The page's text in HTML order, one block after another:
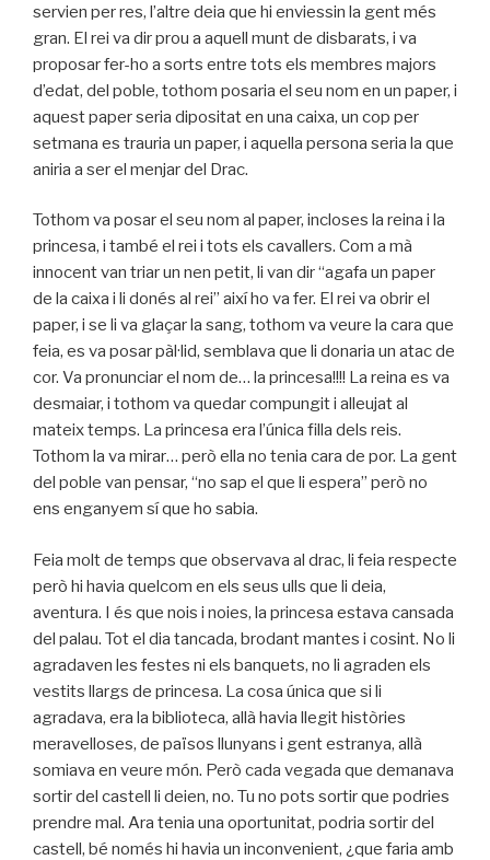
servien per res, l’altre deia que hi enviessin la gent més
gran. El rei va dir prou a aquell munt de disbarats, i va
proposar fer-ho a sorts entre tots els membres majors
d’edat, del poble, tothom posaria el seu nom en un paper, i
aquest paper seria dipositat en una caixa, un cop per
setmana es trauria un paper, i aquella persona seria la que
aniria a ser el menjar del Drac.
Tothom va posar el seu nom al paper, incloses la reina i la
princesa, i també el rei i tots els cavallers. Com a mà
innocent van triar un nen petit, li van dir “agafa un paper
de la caixa i li donés al rei” així ho va fer. El rei va obrir el
paper, i se li va glaçar la sang, tothom va veure la cara que
feia, es va posar pàl·lid, semblava que li donaria un atac de
cor. Va pronunciar el nom de… la princesa!!!! La reina es va
desmaiar, i tothom va quedar compungit i alleujat al
mateix temps. La princesa era l’única filla dels reis.
Tothom la va mirar… però ella no tenia cara de por. La gent
del poble van pensar, “no sap el que li espera” però no
ens enganyem sí que ho sabia.
Feia molt de temps que observava al drac, li feia respecte
però hi havia quelcom en els seus ulls que li deia,
aventura. I és que nois i noies, la princesa estava cansada
del palau. Tot el dia tancada, brodant mantes i cosint. No li
agradaven les festes ni els banquets, no li agraden els
vestits llargs de princesa. La cosa única que si li
agradava, era la biblioteca, allà havia llegit històries
meravelloses, de països llunyans i gent estranya, allà
somiava en veure món. Però cada vegada que demanava
sortir del castell li deien, no. Tu no pots sortir que podries
prendre mal. Ara tenia una oportunitat, podria sortir del
castell, bé només hi havia un inconvenient, ¿que faria amb